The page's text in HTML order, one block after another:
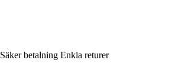
Säker betalning Enkla returer